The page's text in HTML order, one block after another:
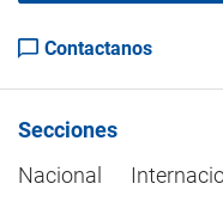
Contactanos
Secciones
Nacional